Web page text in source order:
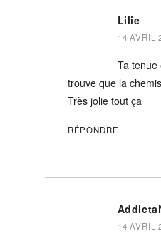
Lilie
14 AVRIL
Ta tenue
trouve que la
Très jolie tout ça
RÉPONDRE
14 AVRIL